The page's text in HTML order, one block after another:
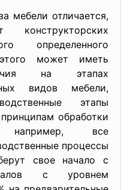
мебели отличается,
определенного
может иметь
на этапах
видов мебели,
этапы
обработки
например, все
процессы
свое начало с
с уровнем